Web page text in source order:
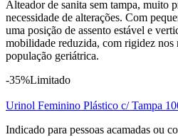
Alteador de sanita sem tampa, muito
necessidade de alterações. Com
uma posição de assento estável e
mobilidade reduzida, com rigidez nos
população geriátrica.
-35%Limitado
Urinol Feminino Plástico c/ Tampa
Indicado para pessoas acamadas ou